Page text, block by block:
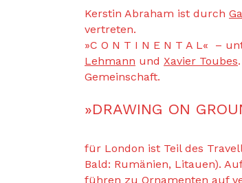
Kerstin Abraham ist durch
vertreten.
»C O N T I N E N T A L« –
Lehmann und Xavier Toubes
Gemeinschaft.
»DRAWING ON
für London ist Teil des
Bald: Rumänien, Litauen).
führen zu Ornamenten auf